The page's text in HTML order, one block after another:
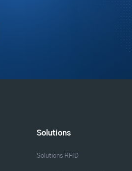
Solutions
Solutions RFID